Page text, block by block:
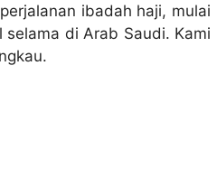
ibadah haji, mulai
di Arab Saudi. Kami